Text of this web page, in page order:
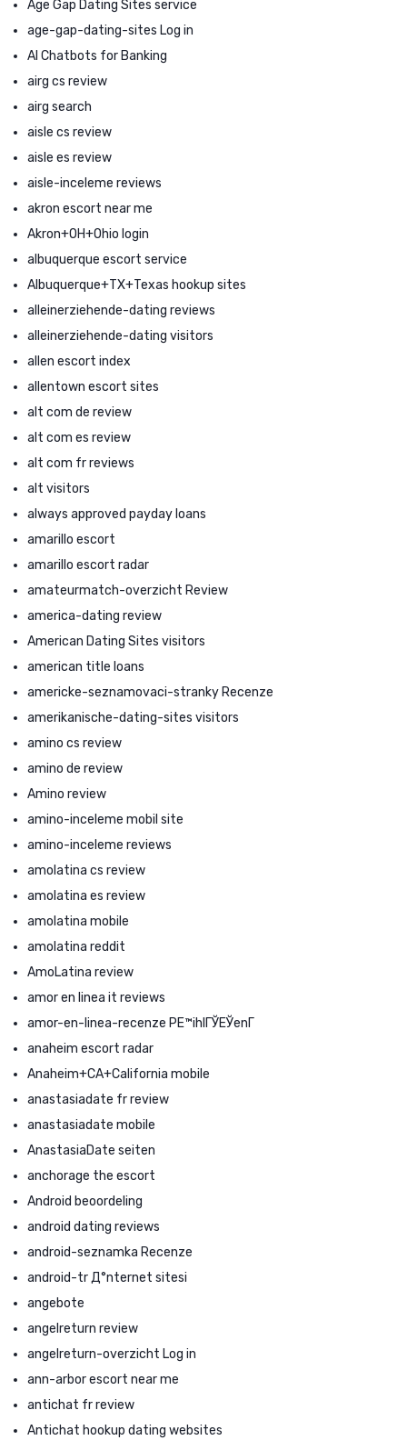
Age Gap Dating Sites service
age-gap-dating-sites Log in
AI Chatbots for Banking
airg cs review
airg search
aisle cs review
aisle es review
aisle-inceleme reviews
akron escort near me
Akron+OH+Ohio login
albuquerque escort service
Albuquerque+TX+Texas hookup sites
alleinerziehende-dating reviews
alleinerziehende-dating visitors
allen escort index
allentown escort sites
alt com de review
alt com es review
alt com fr reviews
alt visitors
always approved payday loans
amarillo escort
amarillo escort radar
amateurmatch-overzicht Review
america-dating review
American Dating Sites visitors
american title loans
americke-seznamovaci-stranky Recenze
amerikanische-dating-sites visitors
amino cs review
amino de review
Amino review
amino-inceleme mobil site
amino-inceleme reviews
amolatina cs review
amolatina es review
amolatina mobile
amolatina reddit
AmoLatina review
amor en linea it reviews
amor-en-linea-recenze PЕ™ihlГЎЕЎenГ­
anaheim escort radar
Anaheim+CA+California mobile
anastasiadate fr review
anastasiadate mobile
AnastasiaDate seiten
anchorage the escort
Android beoordeling
android dating reviews
android-seznamka Recenze
android-tr Д°nternet sitesi
angebote
angelreturn review
angelreturn-overzicht Log in
ann-arbor escort near me
antichat fr review
Antichat hookup dating websites